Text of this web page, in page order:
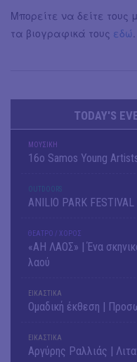
Μπορείτε να δείτε τους
τα βιογραφικά τους εδώ.
TODAY'S
ΜΟΥΣΙΚΗ
16o Samos Young
OUTDΟORS
ANILIO PARK
ΘΕΑΤΡΟ / ΧΟΡΟΣ
«ΑΗ ΛΑΟΣ» | Ένα
λαού
ΕΙΚΑΣΤΙΚΑ
Ομαδική έκθεση |
ΕΙΚΑΣΤΙΚΑ
Αργύρης Ραλλιάς |